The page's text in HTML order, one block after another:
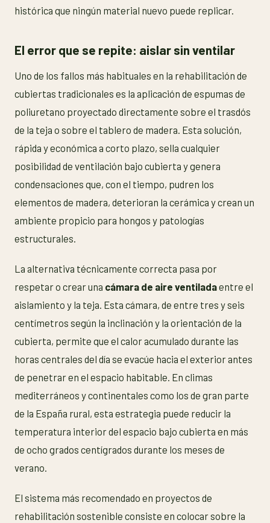
histórica que ningún material nuevo puede replicar.
El error que se repite: aislar sin ventilar
Uno de los fallos más habituales en la rehabilitación de
cubiertas tradicionales es la aplicación de espumas de
poliuretano proyectado directamente sobre el trasdós
de la teja o sobre el tablero de madera. Esta solución,
rápida y económica a corto plazo, sella cualquier
posibilidad de ventilación bajo cubierta y genera
condensaciones que, con el tiempo, pudren los
elementos de madera, deterioran la cerámica y crean un
ambiente propicio para hongos y patologías
estructurales.
La alternativa técnicamente correcta pasa por
respetar o crear una cámara de aire ventiladaentre el
aislamiento y la teja. Esta cámara, de entre tres y seis
centímetros según la inclinación y la orientación de la
cubierta, permite que el calor acumulado durante las
horas centrales del día se evacúe hacia el exterior antes
de penetrar en el espacio habitable. En climas
mediterráneos y continentales como los de gran parte
de la España rural, esta estrategia puede reducir la
temperatura interior del espacio bajo cubierta en más
de ocho grados centígrados durante los meses de
verano.
El sistema más recomendado en proyectos de
rehabilitación sostenible consiste en colocar sobre la